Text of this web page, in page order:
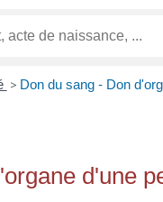
> Don du sang - Don
d'une